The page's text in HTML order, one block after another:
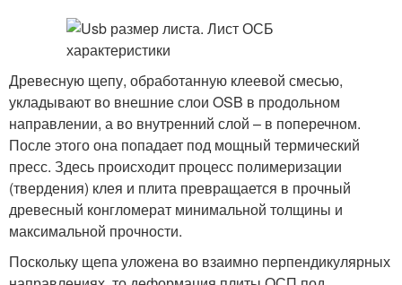
Древесную щепу, обработанную клеевой смесью,
укладывают во внешние слои OSB в продольном
направлении, а во внутренний слой – в поперечном.
После этого она попадает под мощный термический
пресс. Здесь происходит процесс полимеризации
(твердения) клея и плита превращается в прочный
древесный конгломерат минимальной толщины и
максимальной прочности.
Поскольку щепа уложена во взаимно перпендикулярных